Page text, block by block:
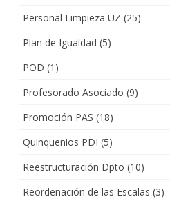
Personal Limpieza UZ (25)
Plan de Igualdad (5)
POD (1)
Profesorado Asociado (9)
Promoción PAS (18)
Quinquenios PDI (5)
Reestructuración Dpto (10)
Reordenación de las Escalas (3)